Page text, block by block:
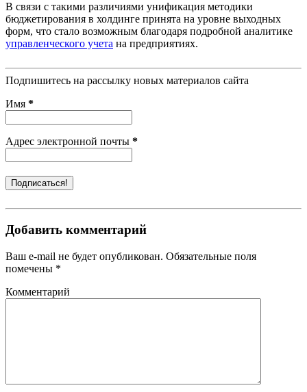
В связи с такими различиями унификация методики
бюджетирования в холдинге принята на уровне выходных
форм, что стало возможным благодаря подробной аналитике
управленческого учета на предприятиях.
Подпишитесь на рассылку новых материалов сайта
Имя *
Адрес электронной почты *
Добавить комментарий
Ваш e-mail не будет опубликован. Обязательные поля
помечены *
Комментарий